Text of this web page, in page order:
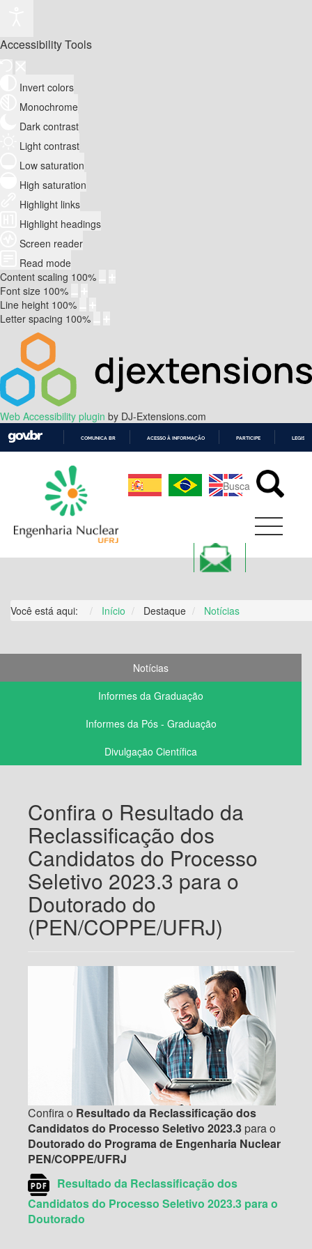
Accessibility Tools
Invert colors
Monochrome
Dark contrast
Light contrast
Low saturation
High saturation
Highlight links
Highlight headings
Screen reader
Read mode
Content scaling 100%
Font size 100%
Line height 100%
Letter spacing 100%
Web Accessibility plugin by DJ-Extensions.com
CONTEÚDO
COMUNICA BR ACESSO À INFORMAÇÃO PARTICIPE
Você está aqui: Início Destaque Notícias
Notícias
Informes da Graduação
Informes da Pós - Graduação
Divulgação Científica
Confira o Resultado da
Reclassificação dos
Candidatos do Processo
Seletivo 2023.3 para o
Doutorado do
(PEN/COPPE/UFRJ)
Confira o Resultado da Reclassificação dos
Candidatos do Processo Seletivo 2023.3 para o
Doutorado do Programa de Engenharia Nuclear
PEN/COPPE/UFRJ
Resultado da Reclassificação dos
Candidatos do Processo Seletivo 2023.3 para o
Doutorado